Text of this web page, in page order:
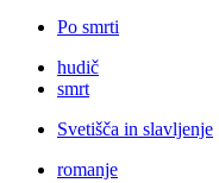
Po smrti
hudič
smrt
Svetišča in slavljenje
romanje